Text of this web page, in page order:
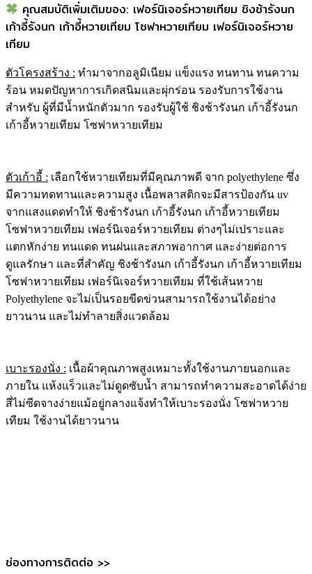
คุณสมบัติเพิ่มเติมของ: เฟอร์นิเจอร์หวายเทียม ชิงช้ารังนก
เก้าอี้รังนก เก้าอี้หวายเทียม โซฟาหวายเทียม เฟอร์นิเจอร์หวาย
เทียม
ตัวโครงสร้าง : ทำมาจากอลูมิเนียม แข็งแรง ทนทาน ทนความ
ร้อน หมดปัญหาการเกิดสนิมและผุ่กร่อน รองรับการใช้งาน
สำหรับ ผู้ที่มีน้ำหนักตัวมาก รองรับผู้ใช้ ชิงช้ารังนก เก้าอี้รังนก
เก้าอี้หวายเทียม โซฟาหวายเทียม
ตัวเก้าอี้ : เลือกใช้หวายเทียมที่มีคุณภาพดี จาก polyethylene ซึ่ง
มีความทดทานและความสูง เนื้อพลาสติกจะมีสารป้องกัน uv
จากแสงแดดทำให้ ชิงช้ารังนก เก้าอี้รังนก เก้าอี้หวายเทียม
โซฟาหวายเทียม เฟอร์นิเจอร์หวายเทียม ต่างๆไม่เปราะและ
แตกหักง่าย ทนแดด ทนฝนและสภาพอากาศ และง่ายต่อการ
ดูแลรักษา และที่สำคัญ ชิงช้ารังนก เก้าอี้รังนก เก้าอี้หวายเทียม
โซฟาหวายเทียม เฟอร์นิเจอร์หวายเทียม ที่ใช้เส้นหวาย
Polyethylene จะไม่เป็นรอยขีดข่วนสามารถใช้งานได้อย่าง
ยาวนาน และไม่ทำลายสิ่งแวดล้อม
เบาะรองนั่ง : เนื้อผ้าคุณภาพสูงเหมาะทั้งใช้งานภายนอกและ
ภายใน แห้งแร็วและไม่ดูดซับน้ำ สามารถทำความสะอาดได้ง่าย
สี่ไม่ซีดจางง่ายแม้อยู่กลางแจ้งทำให้เบาะรองนั่ง โซฟาหวาย
เทียม ใช้งานได้ยาวนาน
ช่องทางการติดต่อ >>